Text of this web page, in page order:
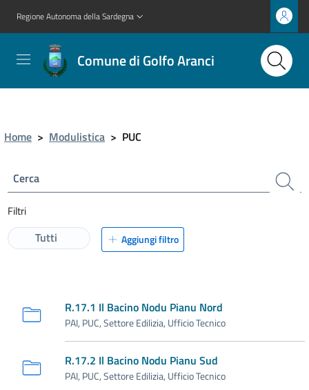
Regione Autonoma della Sardegna
Comune di Golfo Aranci
Home > Modulistica > PUC
Cerca
Filtri
Tutti Aggiungi filtro
R.17.1 Il Bacino Nodu Pianu Nord
PAI, PUC, Settore Edilizia, Ufficio Tecnico
R.17.2 Il Bacino Nodu Pianu Sud
PAI, PUC, Settore Edilizia, Ufficio Tecnico